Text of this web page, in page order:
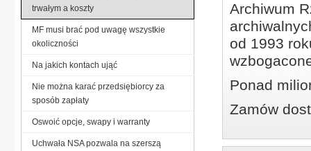
Archiwum
od 1993
Ponad
Zamów
trwałym a koszty
MF musi brać pod uwagę wszystkie
okoliczności
Na jakich kontach ująć
Nie można karać przedsiębiorcy za
sposób zapłaty
Oswoić opcje, swapy i warranty
Uchwała NSA pozwala na szerszą